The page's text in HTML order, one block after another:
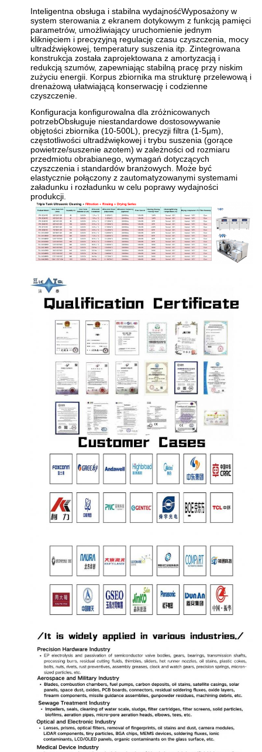
Inteligentna obsługa i stabilna wydajnośćWyposażony w
system sterowania z ekranem dotykowym z funkcją pamięci
parametrów, umożliwiający uruchomienie jednym
kliknięciem i precyzyjną regulację czasu czyszczenia, mocy
ultradźwiękowej, temperatury suszenia itp. Zintegrowana
konstrukcja została zaprojektowana z amortyzacją i
redukcją szumów, zapewniając stabilną pracę przy niskim
zużyciu energii. Korpus zbiornika ma strukturę przelewową i
drenażową ułatwiającą konserwację i codzienne
czyszczenie.
Konfiguracja konfigurowalna dla zróżnicowanych
potrzebObsługuje niestandardowe dostosowywanie
objętości zbiornika (10-500L), precyzji filtra (1-5μm),
częstotliwości ultradźwiękowej i trybu suszenia (gorące
powietrze/suszenie azotem) w zależności od rozmiaru
przedmiotu obrabianego, wymagań dotyczących
czyszczenia i standardów branżowych. Może być
elastycznie połączony z zautomatyzowanymi systemami
załadunku i rozładunku w celu poprawy wydajności
produkcji.